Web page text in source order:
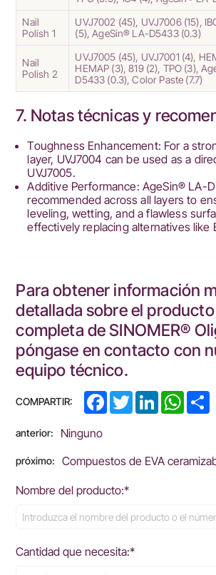
Nail
Polish 1
UVJ7002 (45), UVJ7006(15),
(5),AgeSin® LA-D5433(0.3)
Nail
Polish 2
UVJ7005 (45), UVJ7001 (4),
HEMAP (3),819(2), TPO (3),
D5433 (0.3), Color Paste (7.7)
7. Notas técnicas y
Toughness Enhancement: For a
layer, UVJ7004 can be used as a
UVJ7005.
Additive Performance: AgeSin® LA-
recommended across all layers to
leveling, wetting, and a flawless
effectively replacing alternatives like
Para obtener información
detallada sobre el
completa de SINOMER®
póngase en contacto con
equipo técnico.
COMPARTIR: Facebook
TwitterLinkedIn
anterior: Ninguno
próximo:
Nombre del producto:*
Cantidad que necesita:*